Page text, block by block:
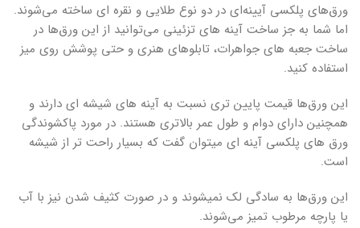
ورق‌های پلکسی آیینه‌ای در دو نوع طلایی و نقره ای ساخته می‌شوند.
اما شما به جز ساخت آینه های تزئینی می‌توانید از این ورق‌ها در
ساخت جعبه های جواهرات، تابلوهای هنری و حتی پوشش روی میز
استفاده کنید.
این ورق‌ها قیمت پایین تری نسبت به آینه های شیشه ای دارند و
همچنین دارای دوام و طول عمر بالاتری هستند. در مورد پاکشوندگی
ورق های پلکسی آینه ای میتوان گفت که بسیار راحت تر از شیشه
است.
این ورق‌ها به سادگی لک نمیشوند و در صورت کثیف شدن نیز با آب
یا پارچه مرطوب تمیز می‌شوند.